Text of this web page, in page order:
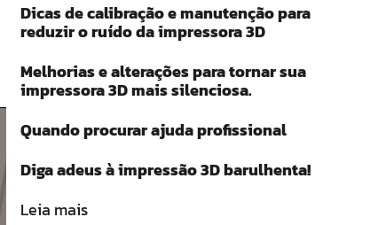
Dicas de calibração e manutenção para
reduzir o ruído da impressora 3D
Melhorias e alterações para tornar sua
impressora 3D mais silenciosa.
Quando procurar ajuda profissional
Diga adeus à impressão 3D barulhenta!
Leia mais